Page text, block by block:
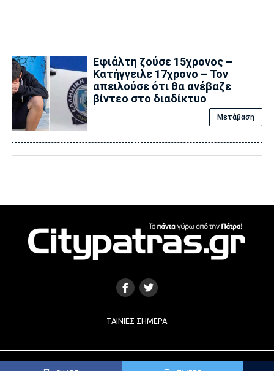
Εφιάλτη ζούσε 15χρονος –
Κατήγγειλε 17χρονο – Τον
απειλούσε ότι θα ανέβαζε
βίντεο στο διαδίκτυο
Μετάβαση
ΤΑΙΝΊΕΣ ΣΉΜΕΡΑ
Copyright © 2017 | Κατασκευή Ιστοσελίδων